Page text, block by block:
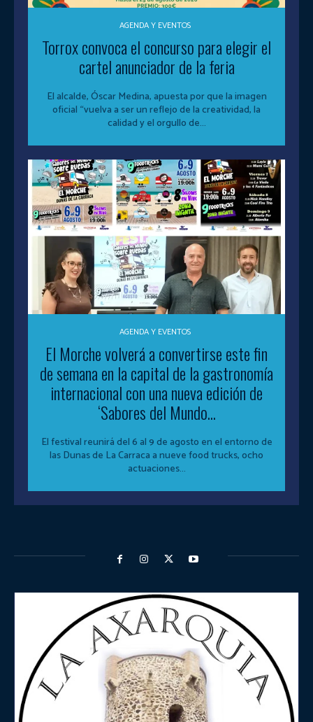
AGENDA Y EVENTOS
Torrox convoca el concurso para elegir el
cartel anunciador de la feria
El alcalde, Óscar Medina, apuesta por que la imagen
oficial “vuelva a ser un reflejo de la creatividad, la
calidad y el orgullo de...
AGENDA Y EVENTOS
El Morche volverá a convertirse este fin
de semana en la capital de la gastronomía
internacional con una nueva edición de
‘Sabores del Mundo...
El festival reunirá del 6 al 9 de agosto en el entorno de
las Dunas de La Carraca a nueve food trucks, ocho
actuaciones...